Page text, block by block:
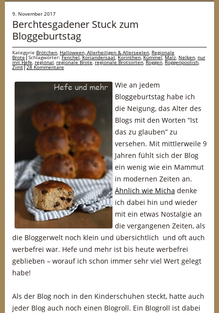
9. November 2017
Berchtesgadener Stuck zum
Bloggeburtstag
Kategorie Brötchen, Halloween, Allerheiligen & Allerseelen, Regionale
Brote Schlagwörter:Fenchel,Koriandersaat,Korinthen,Kümmel,Malz, Nelken, nur
mit Hefe, regional, regionale Brote,regionale Brotsorten,Roggen, Roggenpoolish,
Zimt 28 Kommentare
Wie an jedem
Bloggeburtstag habe ich
die Neigung, das Alter des
Blogs mit den Worten “Ist
das zu glauben” zu
versehen. Mit mittlerweile 9
Jahren fühlt sich der Blog
ein wenig wie ein Mammut
in modernen Zeiten an.
Ähnlich wie Micha denke
ich dabei hin und wieder
mit ein etwas Nostalgie an
die vergangenen Zeiten, als
die Bloggerwelt noch klein und übersichtlich und oft auch
werbefrei war. Hefe und mehr ist bis heute werbefrei
geblieben – worauf ich schon immer sehr viel Wert gelegt
habe!
Als der Blog noch in den Kinderschuhen steckt, hatte auch
jeder Blog auch noch einen Blogroll. Ein Blogroll ist dabei